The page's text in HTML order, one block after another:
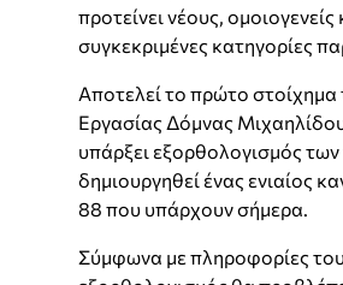
προτείνει νέους, ομοιογενείς
συγκεκριμένες κατηγορίες
Αποτελεί το πρώτο
Εργασίας Δόμνας
υπάρξει εξορθολογισμός
δημιουργηθεί ένας ενιαίος
88 που υπάρχουν σήμερα.
Σύμφωνα με πληροφορίες